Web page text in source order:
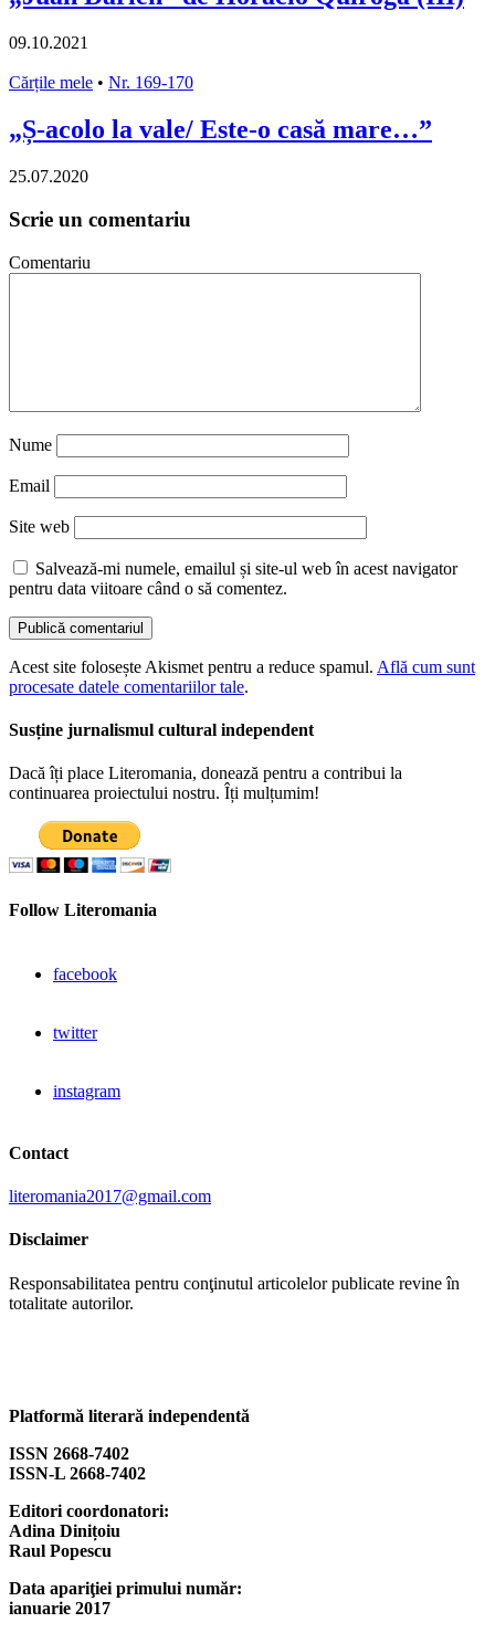
09.10.2021
Cărțile mele • Nr. 169-170
„Ș-acolo la vale/ Este-o casă mare…”
25.07.2020
Scrie un comentariu
Comentariu
Nume
Email
Site web
Salvează-mi numele, emailul și site-ul web în acest navigator
pentru data viitoare când o să comentez.
Acest site folosește Akismet pentru a reduce spamul. Află cum sunt
procesate datele comentariilor tale.
Susține jurnalismul cultural independent
Dacă îți place Literomania, donează pentru a contribui la
continuarea proiectului nostru. Îți mulțumim!
Follow Literomania
facebook
twitter
instagram
Contact
literomania2017@gmail.com
Disclaimer
Responsabilitatea pentru conţinutul articolelor publicate revine în
totalitate autorilor.
Platformă literară independentă
ISSN 2668-7402
ISSN-L 2668-7402
Editori coordonatori:
Adina Dinițoiu
Raul Popescu
Data apariţiei primului număr:
ianuarie 2017